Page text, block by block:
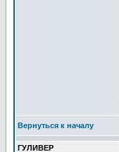
Вернуться к началу
ГУЛИВЕР